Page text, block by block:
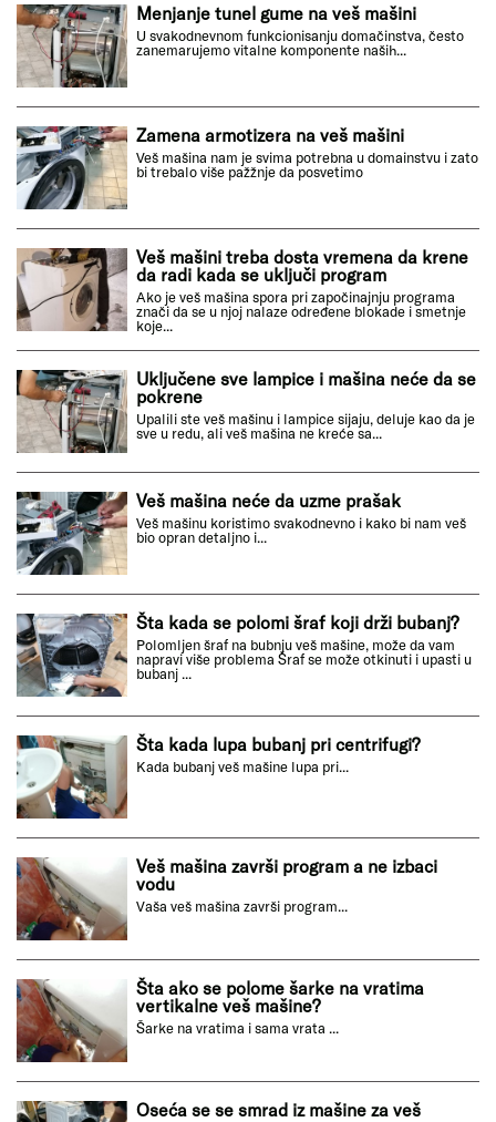
Menjanje tunel gume na veš mašini
U svakodnevnom funkcionisanju domačinstva, često
zanemarujemo vitalne komponente naših...
Zamena armotizera na veš mašini
Veš mašina nam je svima potrebna u domainstvu i zato
bi trebalo više pažžnje da posvetimo
Veš mašini treba dosta vremena da krene
da radi kada se uključi program
Ako je veš mašina spora pri započinajnju programa
znači da se u njoj nalaze određene blokade i smetnje
koje...
Uključene sve lampice i mašina neće da se
pokrene
Upalili ste veš mašinu i lampice sijaju, deluje kao da je
sve u redu, ali veš mašina ne kreće sa...
Veš mašina neće da uzme prašak
Veš mašinu koristimo svakodnevno i kako bi nam veš
bio opran detaljno i...
Šta kada se polomi šraf koji drži bubanj?
Polomljen šraf na bubnju veš mašine, može da vam
napravi više problema Šraf se može otkinuti i upasti u
bubanj ...
Šta kada lupa bubanj pri centrifugi?
Kada bubanj veš mašine lupa pri...
Veš mašina završi program a ne izbaci
vodu
Vaša veš mašina završi program...
Šta ako se polome šarke na vratima
vertikalne veš mašine?
Šarke na vratima i sama vrata ...
Oseća se se smrad iz mašine za veš